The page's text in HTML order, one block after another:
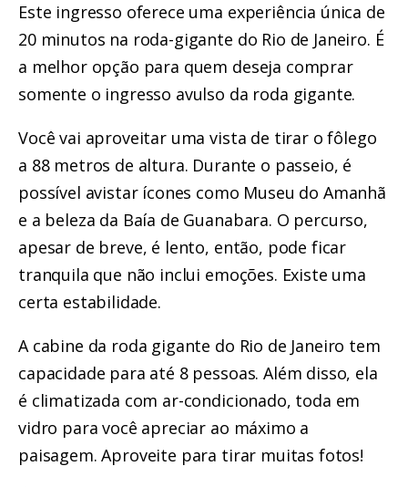
Este ingresso oferece uma experiência única de
20 minutos na roda-gigante do Rio de Janeiro. É
a melhor opção para quem deseja comprar
somente o ingresso avulso da roda gigante.
Você vai aproveitar uma vista de tirar o fôlego
a 88 metros de altura. Durante o passeio, é
possível avistar ícones como Museu do Amanhã
e a beleza da Baía de Guanabara. O percurso,
apesar de breve, é lento, então, pode ficar
tranquila que não inclui emoções. Existe uma
certa estabilidade.
A cabine da roda gigante do Rio de Janeiro tem
capacidade para até 8 pessoas. Além disso, ela
é climatizada com ar-condicionado, toda em
vidro para você apreciar ao máximo a
paisagem. Aproveite para tirar muitas fotos!